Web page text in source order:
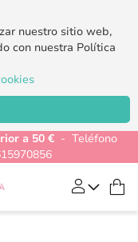
nuestro sitio web,
con nuestra Política
a 50 €- Teléfono